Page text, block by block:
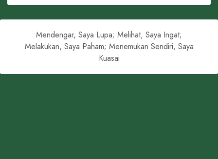
Mendengar, Saya Lupa; Melihat, Saya Ingat;
Melakukan, Saya Paham; Menemukan Sendiri, Saya
Kuasai